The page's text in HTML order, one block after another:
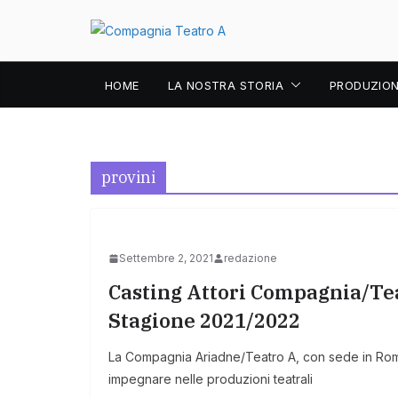
HOME LA NOSTRA STORIA
provini
Settembre 2, 2021 redazione
Casting Attori Compagnia/
Stagione 2021/2022
La Compagnia Ariadne/Teatro A, con sede in
impegnare nelle produzioni teatrali